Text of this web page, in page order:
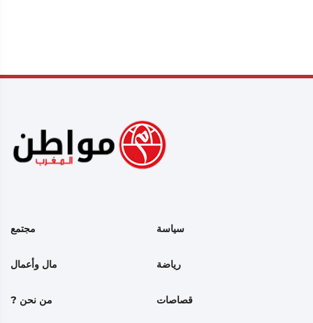
سياسة مجتمع
رياضة مال وأعمال
قصاصات من نحن ?